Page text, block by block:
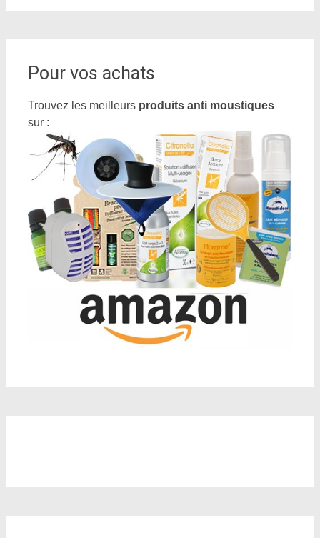
Pour vos achats
Trouvez les meilleurs produits anti moustiques
sur :